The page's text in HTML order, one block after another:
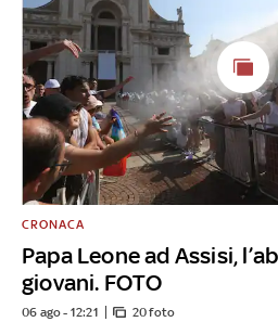
Papa Leone ad Assisi,
giovani. FOTO
CRONACA
06 ago - 12:21 20 foto